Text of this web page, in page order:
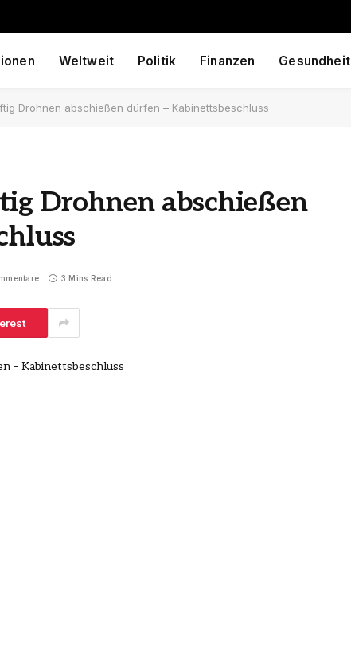
Weltweit Politik Finanzen Gesundheit
Drohnen abschießen dürfen – Kabinettsbeschluss
Drohnen abschießen
3 Mins Read